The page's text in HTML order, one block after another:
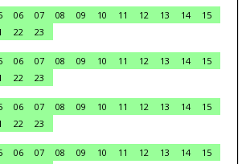
06 07 08 09 10 11 12 13 14
15
22
23
06 07 08 09 10 11 12 13 14
15
22
23
06 07 08 09 10 11 12 13 14
15
22
23
06 07 08 09 10 11 12 13 14
15